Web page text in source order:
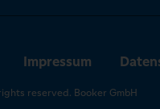
Impressum
reserved. Booker GmbH